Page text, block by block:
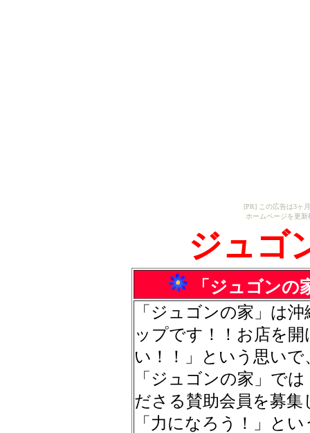
[PR] この広告は3ヶ
ホームページを更
ジュゴ
「ジュゴンの
「ジュゴンの家」は
ップです！！お店を
い！！」という思い
「ジュゴンの家」で
ださる賛助会員を募集
「力になろう！」と